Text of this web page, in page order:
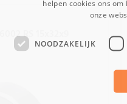
RS 15x32x9
helpen cookies ons
onze
NOODZAKELIJK